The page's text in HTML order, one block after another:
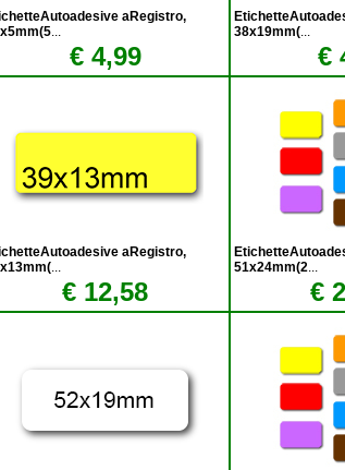
aRegistro,
...
€ 4,99
38x19mm(...
€
aRegistro,
...
€ 12,58
51x24mm(2...
€